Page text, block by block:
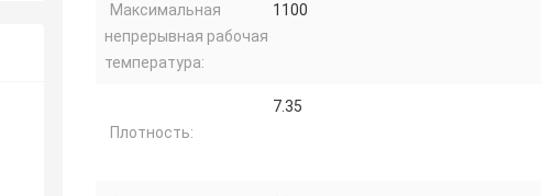
Максимальная
непрерывная рабочая
температура:
1100
Плотность:
7.35